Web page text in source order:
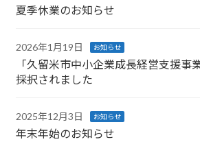
夏季休業のお知らせ
2026年1月19日 お知らせ
「久留米市中小企業成長経営支援事
採択されました
2025年12月3日 お知らせ
年末年始のお知らせ